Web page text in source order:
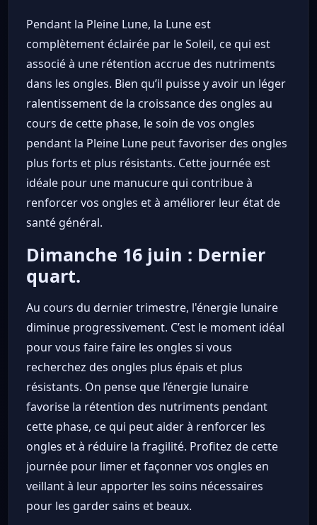
Pendant la Pleine Lune, la Lune est
complètement éclairée par le Soleil, ce qui est
associé à une rétention accrue des nutriments
dans les ongles. Bien qu’il puisse y avoir un léger
ralentissement de la croissance des ongles au
cours de cette phase, le soin de vos ongles
pendant la Pleine Lune peut favoriser des ongles
plus forts et plus résistants. Cette journée est
idéale pour une manucure qui contribue à
renforcer vos ongles et à améliorer leur état de
santé général.
Dimanche 16 juin : Dernier
quart.
Au cours du dernier trimestre, l'énergie lunaire
diminue progressivement. C’est le moment idéal
pour vous faire faire les ongles si vous
recherchez des ongles plus épais et plus
résistants. On pense que l’énergie lunaire
favorise la rétention des nutriments pendant
cette phase, ce qui peut aider à renforcer les
ongles et à réduire la fragilité. Profitez de cette
journée pour limer et façonner vos ongles en
veillant à leur apporter les soins nécessaires
pour les garder sains et beaux.